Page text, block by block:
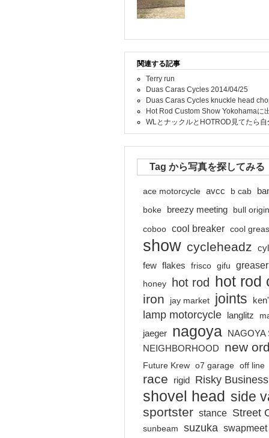
関連する記事
Terry run
Duas Caras Cycles 2014/04/25
Duas Caras Cycles knuckle head
Hot Rod Custom Show Yokohamaに
WLとナックルとHOTROD見てたら
Tag から写真を探してみる
ace motorcycle avcc b cab
boke
breezy meeting
bull
coboo cool breaker cool
show cycleheadz
few flakes frisco gifu greaser
honey hot rod hot rod
iron jay market joints
lamp motorcycle langlitz
jaeger
nagoya
NAGOYA
NEIGHBORHOOD
new
Future Krew o7 garage off line
race rigid Risky Business
shovel head side
sportster stance Street
sunbeam suzuka swapmeet